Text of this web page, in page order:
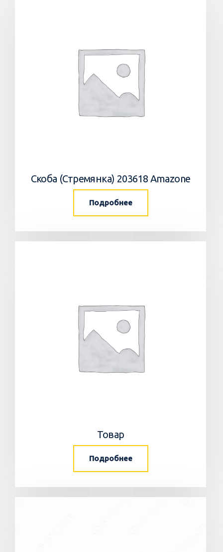
Скоба (Стремянка) 203618 Amazone
Подробнее
Товар
Подробнее